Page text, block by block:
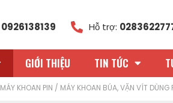
0926138139 Hỗ trợ:
GIỚI THIỆU TIN TỨC
MÁY KHOAN PIN / MÁY KHOAN BÚA, VẶN VÍT DÙNG